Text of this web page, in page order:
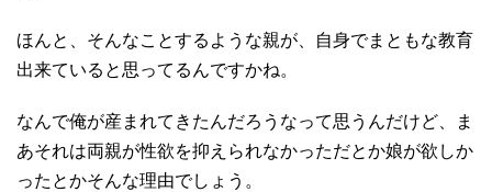
ほんと、そんなことするような親が、自身でまともな教育
出来ていると思ってるんですかね。
なんで俺が産まれてきたんだろうなって思うんだけど、ま
あそれは両親が性欲を抑えられなかっただとか娘が欲しか
ったとかそんな理由でしょう。